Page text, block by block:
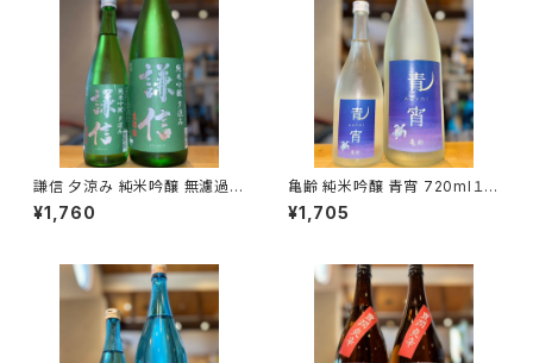
謙信 夕涼み 純米吟醸 無濾過生
720ml１本（池田屋酒造・新潟
県糸魚川市新鉄）
¥1,760
亀齢 純米吟醸 青宵 720ml１本
（亀齢酒造・広島県東広島市西
条本町）
¥1,705